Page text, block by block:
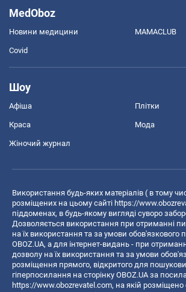
MedOboz
Новини медицини MAMACLUB
Covid
Шоу
Афіша Плітки
Краса Мода
Жіночий журнал
Використання будь-яких матеріалів ( в тому
розміщених на цьому сайті https://
піддоменах, в будь-якому вигляді суворо
Дозволяється використання при отриманні
на їх використання та за умови обов'язкового
OBOZ.UA, а для інтернет-видань - при
дозволу на їх використання та за умови
розміщення прямого, відкритого для
гіперпосилання на сторінку OBOZ.UA за
https://www.obozrevatel.com, на якій розміщено